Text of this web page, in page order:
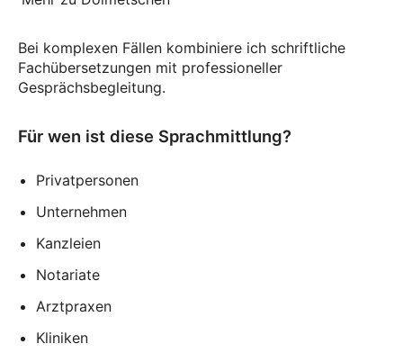
Bei komplexen Fällen kombiniere ich schriftliche
Fachübersetzungen mit professioneller
Gesprächsbegleitung.
Für wen ist diese Sprachmittlung?
Privatpersonen
Unternehmen
Kanzleien
Notariate
Arztpraxen
Kliniken